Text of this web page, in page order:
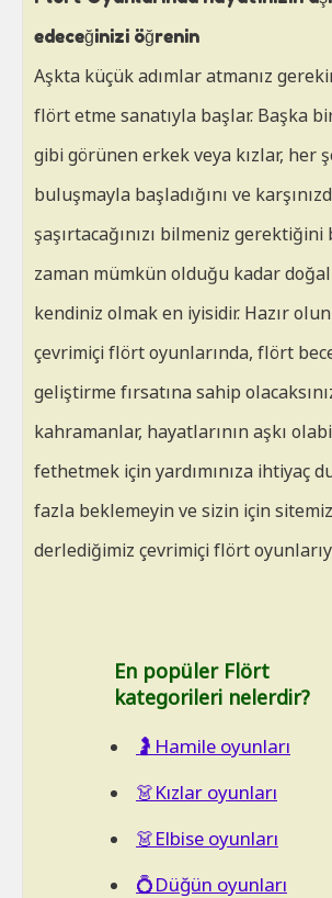
edeceğinizi öğrenin
Aşkta küçük adımlar atmanız
flört etme sanatıyla başlar. Başka
gibi görünen erkek veya kızlar, her
buluşmayla başladığını ve
şaşırtacağınızı bilmeniz gerektiğini
zaman mümkün olduğu kadar
kendiniz olmak en iyisidir. Hazır
çevrimiçi flört oyunlarında, flört
geliştirme fırsatına sahip
kahramanlar, hayatlarının aşkı
fethetmek için yardımınıza ihtiyaç
fazla beklemeyin ve sizin için
derlediğimiz çevrimiçi flört
En popüler Flört
kategorileri nelerdir?
🤰Hamile oyunları
👗Kızlar oyunları
👗Elbise oyunları
💍Düğün oyunları